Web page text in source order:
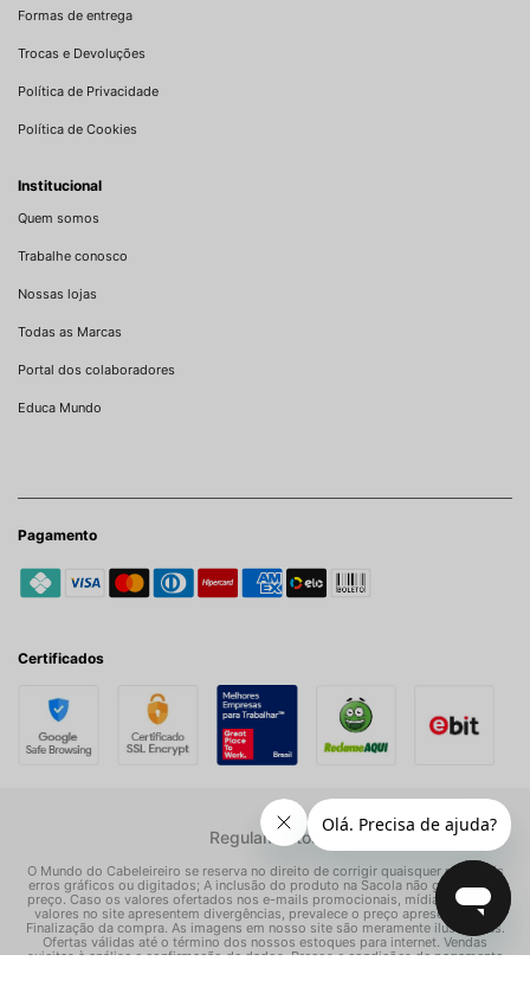
Formas de entrega
Trocas e Devoluções
Política de Privacidade
Política de Cookies
Institucional
Quem somos
Trabalhe conosco
Nossas lojas
Todas as Marcas
Portal dos colaboradores
Educa Mundo
Pagamento
Certificados
Regulamentos
O Mundo do Cabeleireiro se reserva no direito de corrigir quaisquer possíveis
erros gráficos ou digitados; A inclusão do produto na Sacola não garante seu
preço. Caso os valores ofertados nos e-mails promocionais, mídias sociais e
valores no site apresentem divergências, prevalece o preço apresentado na
Finalização da compra. As imagens em nosso site são meramente ilustrativas.
Ofertas válidas até o término dos nossos estoques para internet. Vendas
sujeitas à análise e confirmação de dados. Preços e condições de pagamento